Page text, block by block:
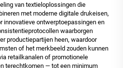
van textieloplossingen die
met moderne digitale drukeisen,
innovatieve ontwerptoepassingen en
waarborgen
productiepartijen heen, waardoor
of het merkbeeld zouden kunnen
retailkanalen of promotionele
terechtkomen — tot een minimum